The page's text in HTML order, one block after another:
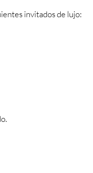
invitados de lujo: